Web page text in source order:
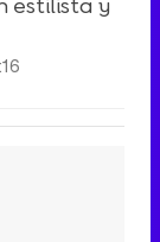
estilista y